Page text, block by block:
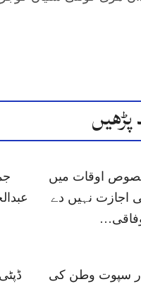
اوقات میں
اجازت نہیں دے
سپوت وطن کی